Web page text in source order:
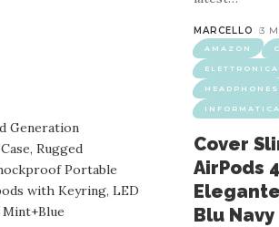
HEADPHONES - EARPHONES &
del Rumore
TCO – Ideali per
MARCELLO 3
AMAZON
ELETTRONICA
INFORMATICA
Cover
AirPods
Blu